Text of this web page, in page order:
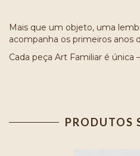
Mais que um objeto, uma
acompanha os primeiros anos
Cada peça Art Familiar é
PRODUTOS